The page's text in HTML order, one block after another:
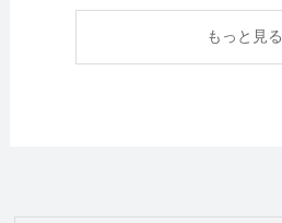
もっと見る